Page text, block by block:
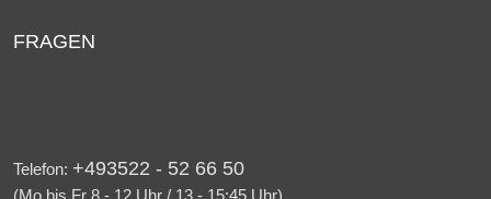
FRAGEN
Telefon: +493522 - 52 66 50
(Mo bis Fr 8 - 12 Uhr / 13 - 15:45 Uhr)